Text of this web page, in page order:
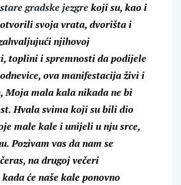
gradske jezgrekoji su, kao i
otvorili svoja vrata, dvorišta i
njihovoj
toplini i spremnosti da podijele
ova manifestacija živi i
Moja mala kala nikada ne bi
Hvala svima koji su bili dio
male kale i unijeli u nju srce,
Pozivam vas da nam se
na drugoj večeri
će naše kale ponovno